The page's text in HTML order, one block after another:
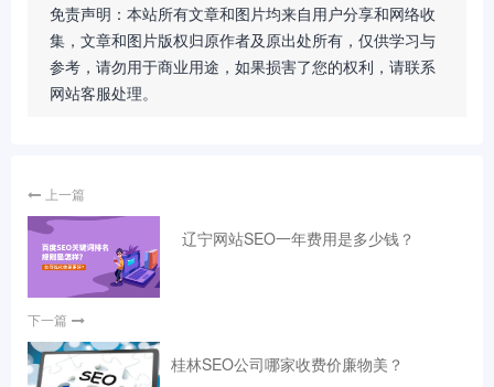
免责声明：本站所有文章和图片均来自用户分享和网络收
集，文章和图片版权归原作者及原出处所有，仅供学习与
参考，请勿用于商业用途，如果损害了您的权利，请联系
网站客服处理。
上一篇
辽宁网站SEO一年费用是多少钱？
下一篇
桂林SEO公司哪家收费价廉物美？